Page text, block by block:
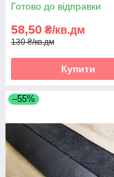
полос зі шкіри
Готово до відправки
58,50 ₴/кв.дм
130 ₴/кв.дм
Купити
–55%